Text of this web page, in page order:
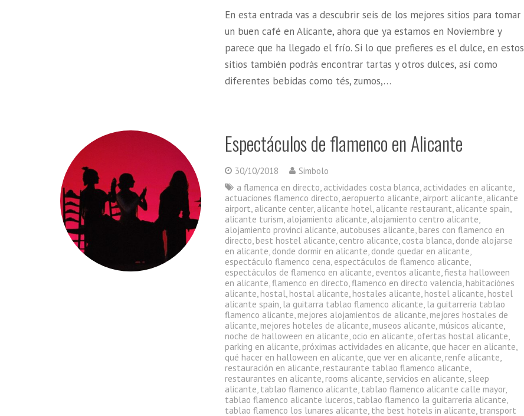
En esta entrada vas a descubrir seis de los mejores sitios para tomar
un buen café en Alicante, ahora que ya estamos en Noviembre y
parece que ha llegado el frío. Si lo que prefieres es el dulce, en estos
sitios también podrás encontrar tartas y otros dulces, así como
diferentes bebidas como tés, zumos,…
Espectáculos de flamenco en Alicante
30/10/2018
Simbolo
a flamenca en directo, actividades costa blanca, actividades en alicante,
actuaciones flamenco directo, aeropuerto alicante, airport alicante, alicante
airport, alicante center, alicante hotel, alicante restaurant, alicante spain,
alicante turism, alojamiento alicante, alojamiento centro alicante,
alojamiento provinci alicante, autobuses alicante, bares con flamenco en
directo, best hostel alicante, centro alicante, costa blanca, donde alojarse
en alicante, donde dormir en alicante, donde quedar en alicante,
espectáculo flamenco cena, espectáculos de flamenco alicante,
espectáculos de flamenco en alicante, eventos alicante,fiesta halloween
en alicante,flamenco en directo,flamenco en directo valencia, habitaciónes
alicante, hostal, hostal alicante, hostales alicante, hostel alicante, hostel
alicante spain, la guitarra tablao flamenco alicante, la guitarreria tablao
flamenco alicante, mejores alojamientos de alicante, mejores hostales de
alicante, mejores hoteles de alicante, museos alicante, músicos alicante,
noche de halloween en alicante, ocio en alicante, ofertas hostal alicante,
parking en alicante, próximas actividades en alicante, que hacer en alicante,
qué hacer en halloween en alicante, que ver en alicante, renfe alicante,
restauración en alicante, restaurante tablao flamenco alicante,
restaurantes en alicante, rooms alicante, servicios en alicante, sleep
alicante, tablao flamenco alicante, tablao flamenco alicante calle mayor,
tablao flamenco alicante luceros, tablao flamenco la guitarreria alicante,
tablao flamenco los lunares alicante, the best hotels in alicante, transport